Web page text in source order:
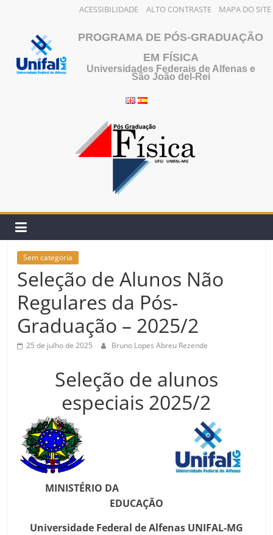
ACESSIBILIDADE ALTO CONTRASTE MAPA DO SITE
conteúdo
PROGRAMA DE PÓS-GRADUAÇÃO
EM FÍSICA
Universidades Federais de Alfenas e
São João del-Rei
Sem categoria
Seleção de Alunos Não
Regulares da Pós-
Graduação – 2025/2
25 de julho de 2025 Bruno Lopes Abreu Rezende
Seleção de alunos
especiais 2025/2
MINISTÉRIO DA
EDUCAÇÃO
Universidade Federal de Alfenas UNIFAL-MG